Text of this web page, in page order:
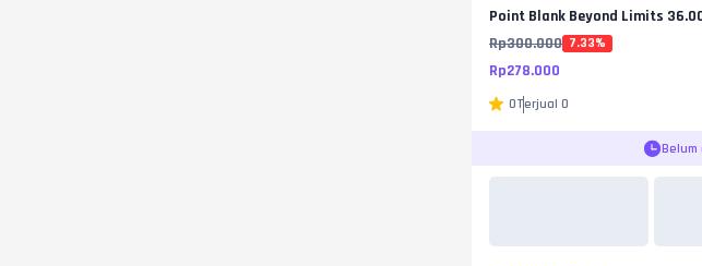
Point Blank Beyond Limits
Rp300.000 7.33%
Rp278.000
0Terjual 0